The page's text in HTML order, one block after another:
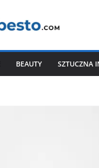
BEAUTY SZTUCZNA